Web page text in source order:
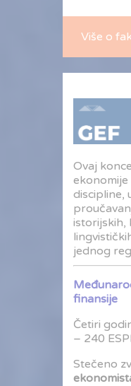
Više o
Ovaj
discipline,
istorijskih,
jednog
finansije
Četiri
– 240
Stečeno